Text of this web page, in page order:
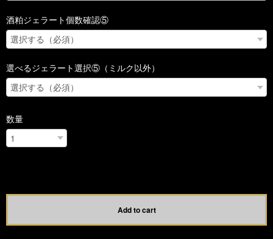
酒粕ジェラート個数確認⑤
選べるジェラート選択⑤（ミルク以外）
数量
Add to cart